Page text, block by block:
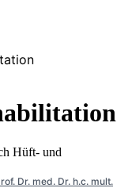
Hüft- und
Dr. med. Dr. h.c. mult.